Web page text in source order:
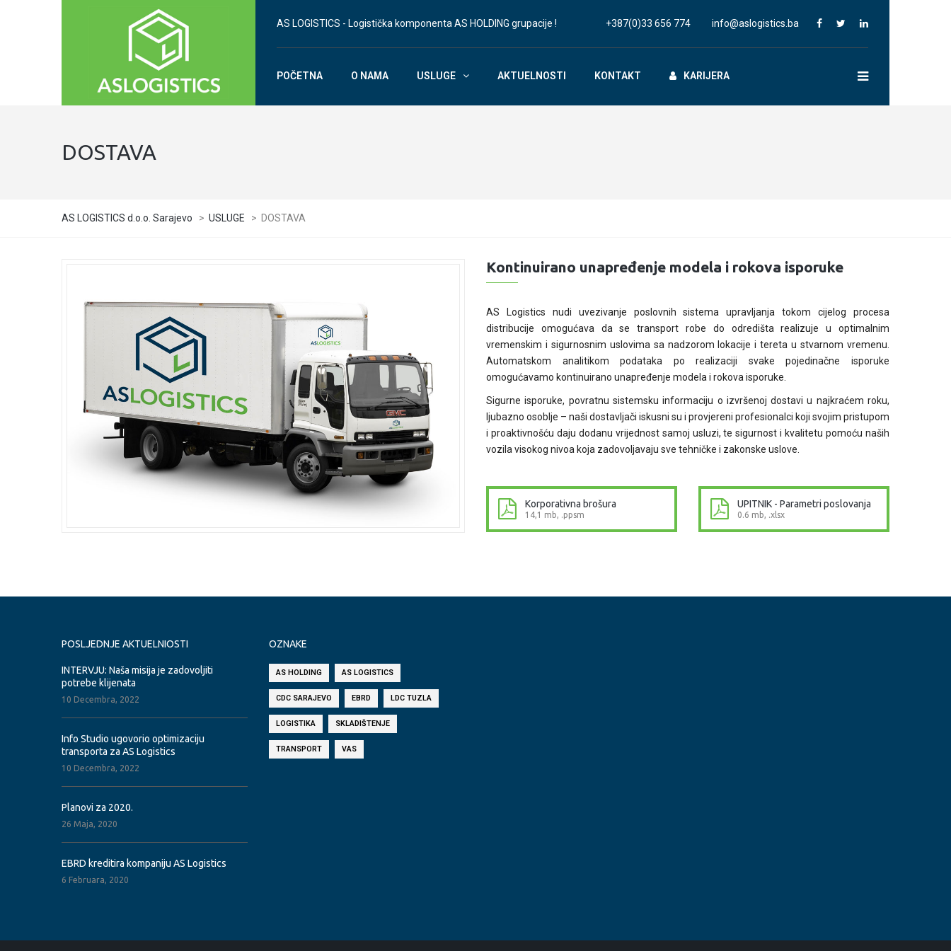
AS LOGISTICS - Logistička komponenta AS HOLDING grupacije ! +387(0)33 656 774 info@aslogistics.ba
POČETNA O NAMA USLUGE AKTUELNOSTI KONTAKT KARIJERA
DOSTAVA
AS LOGISTICS d.o.o. Sarajevo > USLUGE > DOSTAVA
Kontinuirano unapređenje modela i rokova isporuke
AS Logistics nudi uvezivanje poslovnih sistema upravljanja tokom cijelog procesa
distribucije omogućava da se transport robe do odredišta realizuje u optimalnim
vremenskim i sigurnosnim uslovima sa nadzorom lokacije i tereta u stvarnom vremenu.
Automatskom analitikom podataka po realizaciji svake pojedinačne isporuke
omogućavamo kontinuirano unapređenje modela i rokova isporuke.
Sigurne isporuke, povratnu sistemsku informaciju o izvršenoj dostavi u najkraćem roku,
ljubazno osoblje – naši dostavljači iskusni su i provjereni profesionalci koji svojim pristupom
i proaktivnošću daju dodanu vrijednost samoj usluzi, te sigurnost i kvalitetu pomoću naših
vozila visokog nivoa koja zadovoljavaju sve tehničke i zakonske uslove.
Korporativna brošura
14,1 mb, .ppsm
UPITNIK - Parametri poslovanja
0.6 mb, .xlsx
POSLJEDNJE AKTUELNIOSTI
INTERVJU: Naša misija je zadovoljiti
potrebe klijenata
10 Decembra, 2022
Info Studio ugovorio optimizaciju
transporta za AS Logistics
10 Decembra, 2022
Planovi za 2020.
26 Maja, 2020
EBRD kreditira kompaniju AS Logistics
6 Februara, 2020
OZNAKE
AS HOLDING AS LOGISTICS
CDC SARAJEVO EBRD LDC TUZLA
LOGISTIKA SKLADIŠTENJE
TRANSPORT VAS